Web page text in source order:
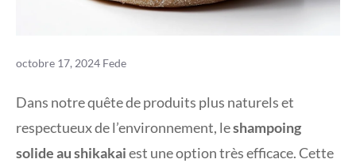
octobre 17, 2024 Fede
Dans notre quête de produits plus naturels et
respectueux de l’environnement, leshampoing
solide au shikakaiest une option très efficace. Cette